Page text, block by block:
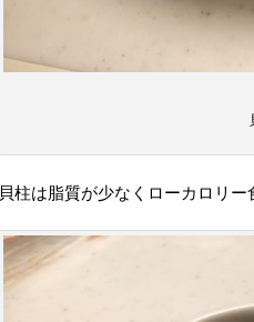
貝柱は脂質が少なくローカロリー